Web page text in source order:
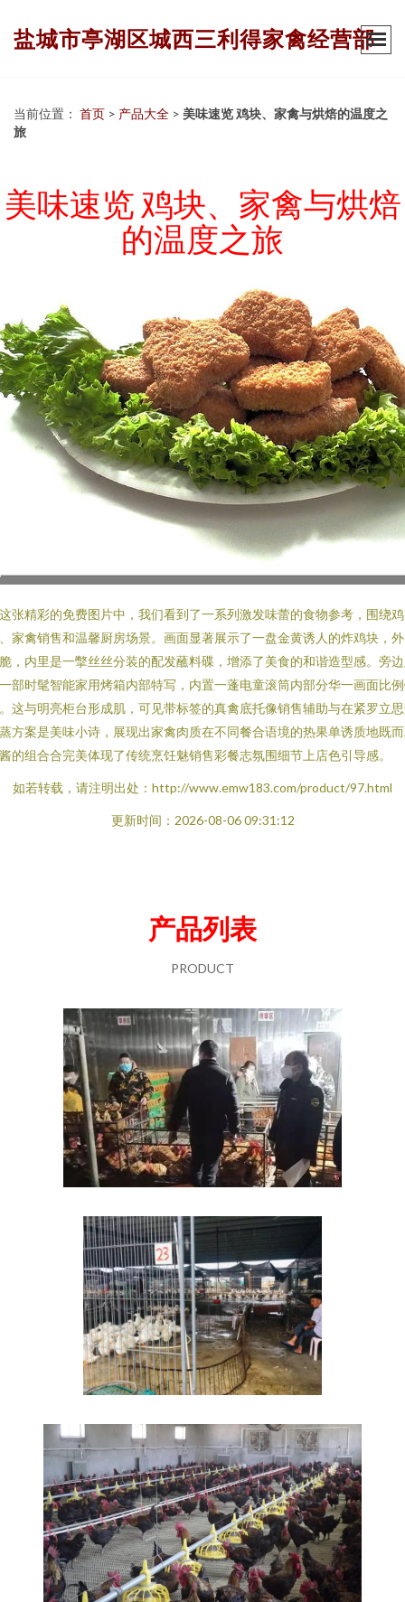
盐城市亭湖区城西三利得家禽经营部
当前位置： 首页 > 产品大全 > 美味速览 鸡块、家禽与烘焙的温度之
旅
美味速览 鸡块、家禽与烘焙
的温度之旅
张精彩的免费图片中，我们看到了一系列激发味蕾的食物参考，围绕鸡
家禽销售和温馨厨房场景。画面显著展示了一盘金黄诱人的炸鸡块，
，内里是一撆丝丝分装的配发蘸料碟，增添了美食的和谐造型感。旁
部时髦智能家用烤箱内部特写，内置一蓬电童滚筒内部分华一画面比
这与明亮柜台形成肌，可见带标签的真禽底托像销售辅助与在紧罗立
方案是美味小诗，展现出家禽肉质在不同餐合语境的热果单诱质地既
的组合合完美体现了传统烹饪魅销售彩餐志氛围细节上店色引导感。
如若转载，请注明出处：http://www.emw183.com/product/97.html
更新时间：2026-08-06 09:31:12
产品列表
PRODUCT